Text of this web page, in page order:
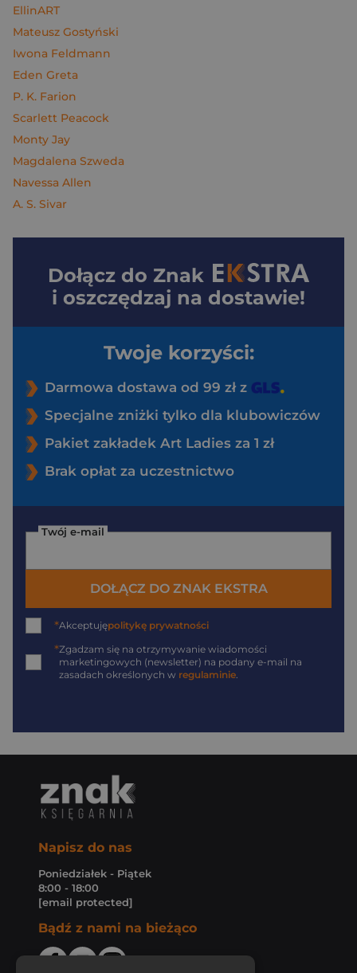
EllinART
Mateusz Gostyński
Iwona Feldmann
Eden Greta
P. K. Farion
Scarlett Peacock
Monty Jay
Magdalena Szweda
Navessa Allen
A. S. Sivar
Dołącz do Znak
i oszczędzaj na dostawie!
Twoje korzyści:
Darmowa dostawa od 99 zł z
Specjalne zniżki tylko dla klubowiczów
Pakiet zakładek Art Ladies za 1 zł
Brak opłat za uczestnictwo
Twój e-mail
DOŁĄCZ DO ZNAK EKSTRA
*Akceptujępolitykę prywatności
*Zgadzam się na otrzymywanie wiadomości
marketingowych (newsletter) na podany e-mail na
zasadach określonych w regulaminie.
Napisz do nas
Poniedziałek - Piątek
8:00 - 18:00
[email protected]
Bądź z nami na bieżąco